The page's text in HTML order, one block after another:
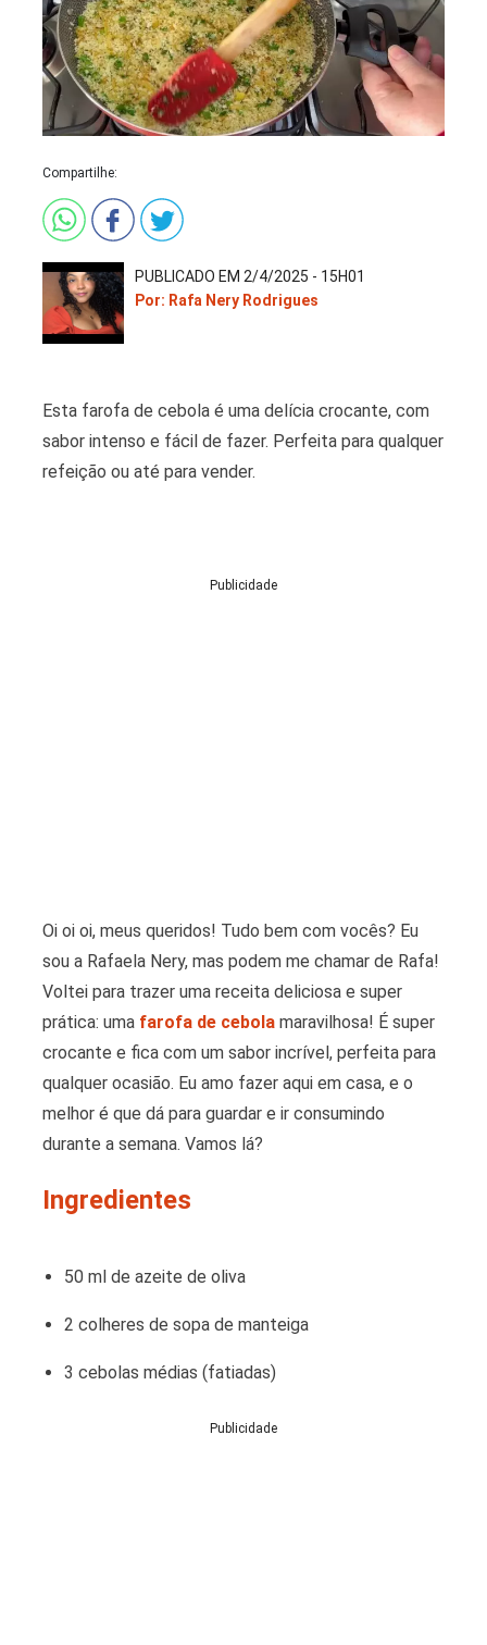
Compartilhe:
PUBLICADO EM 2/4/2025 - 15H01
Por: Rafa Nery Rodrigues
Esta farofa de cebola é uma delícia crocante, com
sabor intenso e fácil de fazer. Perfeita para qualquer
refeição ou até para vender.
Publicidade
Oi oi oi, meus queridos! Tudo bem com vocês? Eu
sou a Rafaela Nery, mas podem me chamar de Rafa!
Voltei para trazer uma receita deliciosa e super
prática: uma farofa de cebola maravilhosa! É super
crocante e fica com um sabor incrível, perfeita para
qualquer ocasião. Eu amo fazer aqui em casa, e o
melhor é que dá para guardar e ir consumindo
durante a semana. Vamos lá?
Ingredientes
50 ml de azeite de oliva
2 colheres de sopa de manteiga
3 cebolas médias (fatiadas)
Publicidade